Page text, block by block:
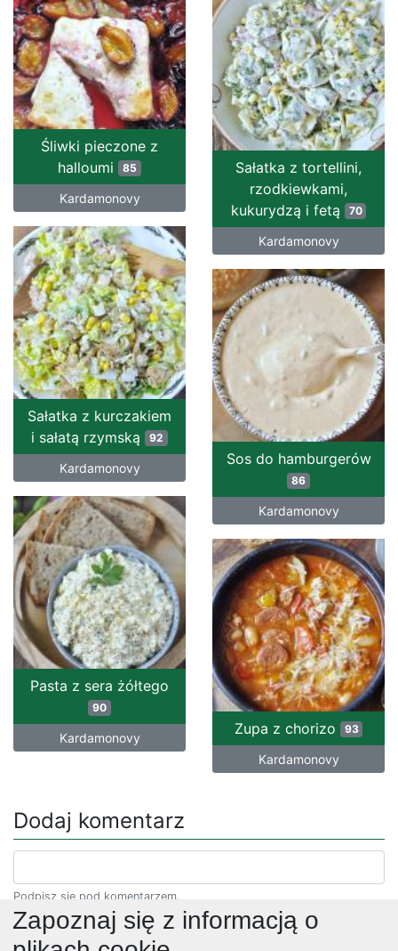
Śliwki pieczone z
halloumi 85
Kardamonovy
Sałatka z tortellini,
rzodkiewkami,
kukurydzą i fetą
70
Kardamonovy
Sałatka z kurczakiem
i sałatą rzymską 92
Kardamonovy
Sos do hamburgerów
86
Kardamonovy
Pasta z sera żółtego
90
Kardamonovy
Zupa z chorizo 93
Kardamonovy
Dodaj komentarz
Podpisz się pod komentarzem.
Zapoznaj się z informacją o